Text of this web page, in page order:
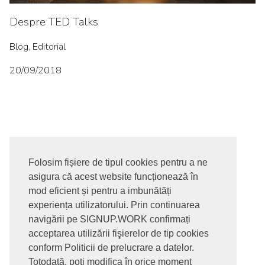
Folosim fișiere de tipul cookies pentru a ne
asigura că acest website funcționează în
mod eficient și pentru a imbunătăți
experiența utilizatorului. Prin continuarea
navigării pe SIGNUP.WORK confirmați
acceptarea utilizării fişierelor de tip cookies
conform Politicii de prelucrare a datelor.
Totodată, poți modifica în orice moment
Despre TED Talks
Blog, Editorial
20/09/2018
© 2017-2026. Toate drepturile rezervate
SIGNUPDOTWORK SRLTermeni si conditii | Politica de
confidentialitate | Politica de livrare si anulare comanda |
Politica GDPR